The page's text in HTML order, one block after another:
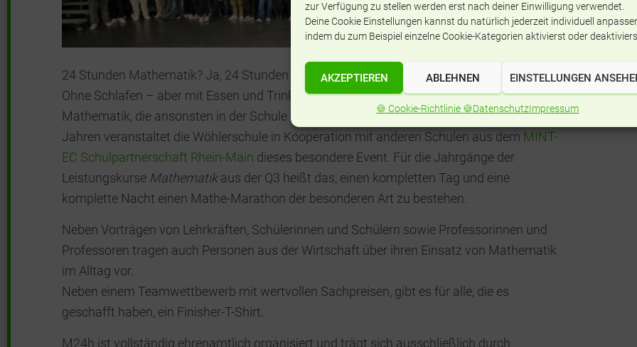
zur Verfügung zu stellen werden erst nach deiner Einwilligung verwendet.
Deine Cookie Einstellungen kannst du natürlich jederzeit individuell
indem du zum Beispiel einzelne Cookie-Kategorien aktivierst oder
AKZEPTIEREN ABLEHNEN EINSTELLUNGEN
🍪 Cookie-Richtlinie 🍪DatenschutzImpressum
24 Stunden Mathematik? Ja, 24 Stunden Mathematik! Am Stück! Ohne etwas anderes!
Ohne Schlafen – aber mit Essen und Trinken! 24 Mal verschiedenste spannende
Mathematik, die ansonsten in der Schule viel zu kurz kommt! Bereits seit über zehn
Jahren veranstaltet die Wöhlerschule in Kooperation mit anderen Schulen aus dem MINT-
EC Schulpartnerschaft Rhein-Main dieses besondere Event. Für die Jahrgänge der
Leistungskurse Mathematikaus der Q3 heißt das, einen kompletten Tag und eine
komplette Nacht einen Mathe-Marathon der besonderen Art zu bestehen.
Neben Vorträgen von Lehrkräften, Schülerinnen und Schülern sowie Professorinnen und
Professoren tragen auch Personen aus der Wirtschaft über ihren Einsatz von Mathematik
im Alltag vor.
Neben einem Teamwettbewerb mit wertvollen Sachpreisen, gibt es für alle, die es
geschafft haben, ein Finisher-T-Shirt.
M24h ist vollständig ehrenamtlich organisiert und trägt sich ausschließlich durch